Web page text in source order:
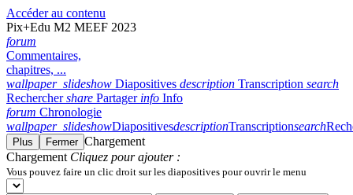
Accéder au contenu
Pix+Edu M2 MEEF 2023
forum
Commentaires,
chapitres, ...
wallpaper_slideshow Diapositives description Transcription search
Rechercher share Partager info Info
forum Chronologie
wallpaper_slideshowDiapositivesdescriptionTranscriptionsearch
Plus Fermer Chargement
Chargement Cliquez pour ajouter :
Vous pouvez faire un clic droit sur les diapositives pour ouvrir le menu